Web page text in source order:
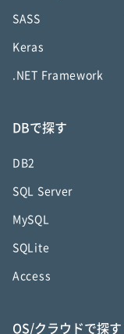
SASS
Keras
.NET Framework
DBで探す
DB2
SQL Server
MySQL
SQLite
Access
OS/クラウドで探す